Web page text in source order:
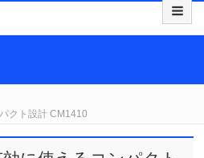
クト設計 CM1410